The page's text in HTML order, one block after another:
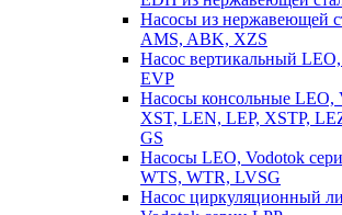
Насосы из нержавеющей
AMS, ABK, XZS
Насос вертикальный
EVP
Насосы консольные
XST, LEN, LEP, XSTP,
GS
Насосы LEO, Vodotok
WTS, WTR, LVSG
Насос циркуляционный